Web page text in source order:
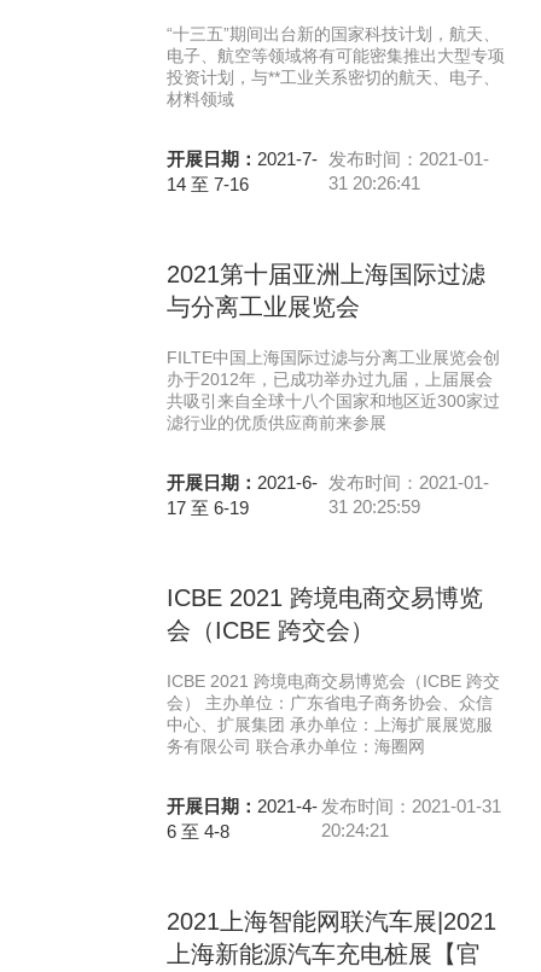
“十三五”期间出台新的国家科技计划，航天、
电子、航空等领域将有可能密集推出大型专项
投资计划，与**工业关系密切的航天、电子、
材料领域
开展日期： 2021-7-
14 至 7-16
发布时间：2021-01-
31 20:26:41
2021第十届亚洲上海国际过滤
与分离工业展览会
FILTE中国上海国际过滤与分离工业展览会创
办于2012年，已成功举办过九届，上届展会
共吸引来自全球十八个国家和地区近300家过
滤行业的优质供应商前来参展
开展日期： 2021-6-
17 至 6-19
发布时间：2021-01-
31 20:25:59
ICBE 2021 跨境电商交易博览
会（ICBE 跨交会）
ICBE 2021 跨境电商交易博览会（ICBE 跨交
会） 主办单位：广东省电子商务协会、众信
中心、扩展集团 承办单位：上海扩展展览服
务有限公司 联合承办单位：海圈网
开展日期： 2021-4-
6 至 4-8
发布时间：2021-01-31
20:24:21
2021上海智能网联汽车展|2021
上海新能源汽车充电桩展【官